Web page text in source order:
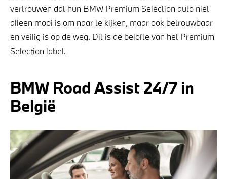
vertrouwen dat hun BMW Premium Selection auto niet
alleen mooi is om naar te kijken, maar ook betrouwbaar
en veilig is op de weg. Dit is de belofte van het Premium
Selection label.
BMW Road Assist 24/7 in
België